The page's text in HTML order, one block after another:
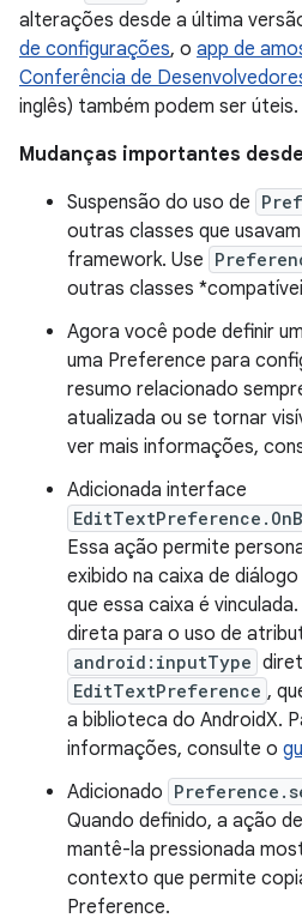
alterações desde a última
de configurações, o app de
Conferência de
inglês) também podem ser úteis.
Mudanças importantes
Suspensão do uso de
outras classes que
framework. Use
outras classes
Agora você pode definir um
uma Preference para
resumo relacionado
atualizada ou se tornar
ver mais informações,
Adicionada interface
Essa ação permite
exibido na caixa de
que essa caixa é
direta para o uso de
android:inputType
EditTextPreference ,
a biblioteca do AndroidX.
informações, consulte o
Adicionado
Quando definido, a ação
mantê-la pressionada
contexto que permite
Preference.